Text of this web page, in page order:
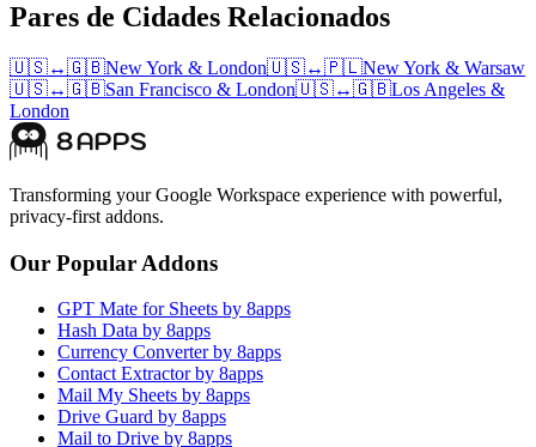
Pares de Cidades Relacionados
🇺🇸↔🇬🇧New York & London🇺🇸↔🇵🇱New York & Warsaw
🇺🇸↔🇬🇧San Francisco & London🇺🇸↔🇬🇧Los Angeles &
London
Transforming your Google Workspace experience with powerful,
privacy-first addons.
Our Popular Addons
GPT Mate for Sheets by 8apps
Hash Data by 8apps
Currency Converter by 8apps
Contact Extractor by 8apps
Mail My Sheets by 8apps
Drive Guard by 8apps
Mail to Drive by 8apps